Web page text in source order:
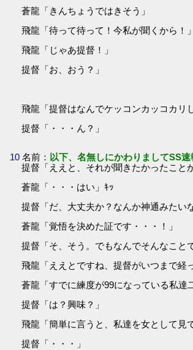
蒼龍「きんちょうではきそう」
飛龍「待って待って！今私が聞くから！」
飛龍「じゃあ提督！」
提督「お、おう？」
飛龍「提督はなんでケッコンカッコカリ
提督「・・・ん？」
10 名前： 以下、名無しにかわりましてSS
提督「ええと、それが聞きたかったこと
蒼龍「・・・はい」ｷｯ
提督「だ、大丈夫か？なんか神通みたい
蒼龍「覚悟を決めた証です・・・！」
提督「そ、そう。でもなんでそんなこと
飛龍「ええとですね、提督がいつまで経
蒼龍「すでに練度が99になっている私達
提督「は？興味？」
飛龍「簡単に言うと、私達を女として見
提督「・・・」